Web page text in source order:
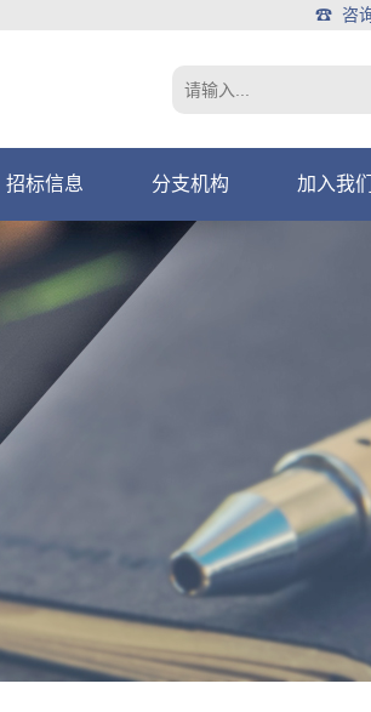
☎ 咨询
招标信息 分支机构 加入我们